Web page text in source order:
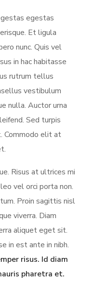
egestas
Et ligula
nunc. Quis vel
in hac habitasse
rutrum tellus
vestibulum
nulla. Auctor urna
Sed turpis
Commodo elit at
Risus at ultrices mi
vel orci porta non.
Proin sagittis nisl
viverra. Diam
aliquet eget sit.
in est ante in nibh.
risus. Id diam
pharetra et.